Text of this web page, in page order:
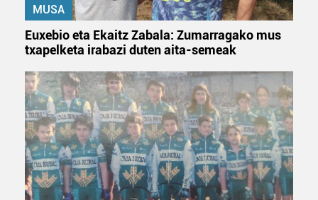
MUSA
Euxebio eta Ekaitz Zabala: Zumarragako mus
txapelketa irabazi duten aita-semeak